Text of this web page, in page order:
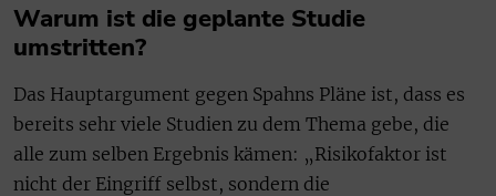
Warum ist die geplante Studie
umstritten?
Das Hauptargument gegen Spahns Pläne ist, dass es
bereits sehr viele Studien zu dem Thema gebe, die
alle zum selben Ergebnis kämen: „Risikofaktor ist
nicht der Eingriff selbst, sondern die